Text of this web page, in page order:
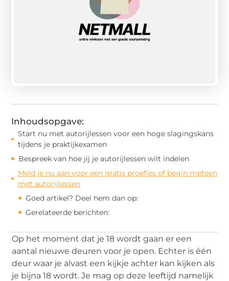
Inhoudsopgave:
Start nu met autorijlessen voor een hoge slagingskans
tijdens je praktijkexamen
Bespreek van hoe jij je autorijlessen wilt indelen
Meld je nu aan voor een gratis proefles of begin meteen
met autorijlessen
Goed artikel? Deel hem dan op:
Gerelateerde berichten:
Op het moment dat je 18 wordt gaan er een
aantal nieuwe deuren voor je open. Echter is één
deur waar je alvast een kijkje achter kan kijken als
je bijna 18 wordt. Je mag op deze leeftijd namelijk